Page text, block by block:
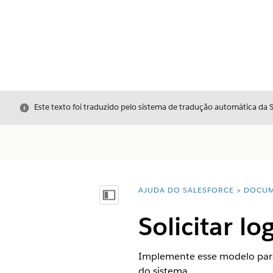
Fechar
Este texto foi traduzido pelo sistema de tradução automática da
Mostrar índiceVocê está aqui:
AJUDA DO SALESFORCE
Solicitar
Implemente esse modelo